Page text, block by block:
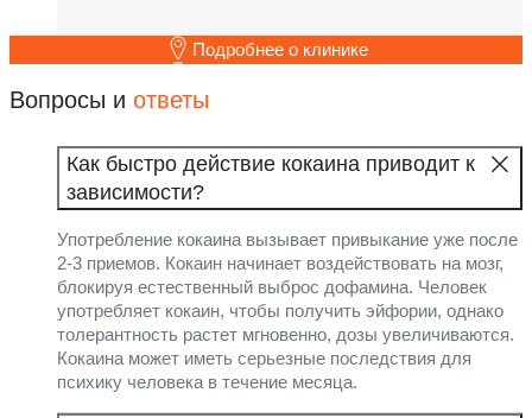
Подробнее о клинике
Вопросы и ответы
Как быстро действие кокаина приводит к
зависимости?
Употребление кокаина вызывает привыкание уже после
2-3 приемов. Кокаин начинает воздействовать на мозг,
блокируя естественный выброс дофамина. Человек
употребляет кокаин, чтобы получить эйфории, однако
толерантность растет мгновенно, дозы увеличиваются.
Кокаина может иметь серьезные последствия для
психику человека в течение месяца.